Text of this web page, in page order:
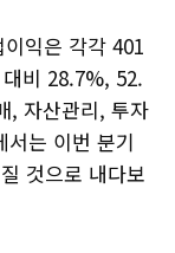
익은 각각 401
비 28.7%, 52.
, 자산관리, 투자
는 이번 분기
것으로 내다보